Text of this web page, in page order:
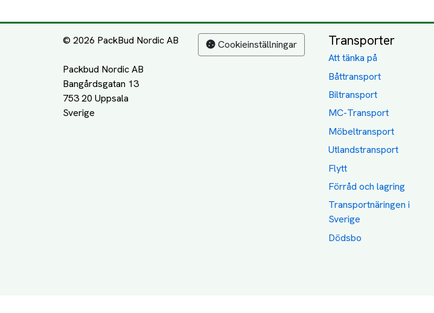
© 2026 PackBud Nordic AB
Packbud Nordic AB
Bangårdsgatan 13
753 20 Uppsala
Cookieinställningar Transporter
Att tänka på
Båttransport
Biltransport
MC-Transport
Möbeltransport
Utlandstransport
Flytt
Förråd och lagring
Transportnäringen i
Sverige
Dödsbo